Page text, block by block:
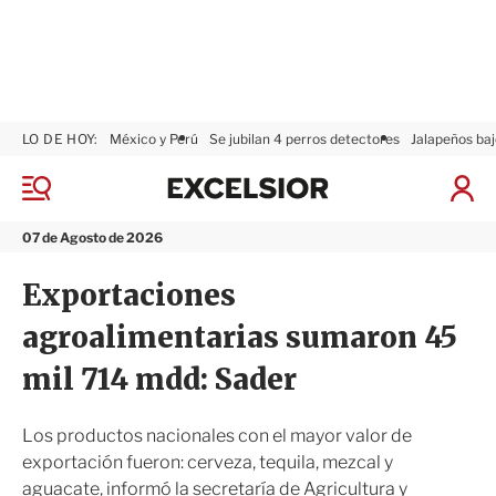
M
n
07 de Agosto de 2026
LO DE HOY: México y Perú Se jubilan 4 perros detectores Jalapeños
I
x
r
Exportaciones
agroalimentarias sumaron 45
mil 714 mdd: Sader
Los productos nacionales con el mayor valor de
exportación fueron: cerveza, tequila, mezcal y
aguacate, informó la secretaría de Agricultura y